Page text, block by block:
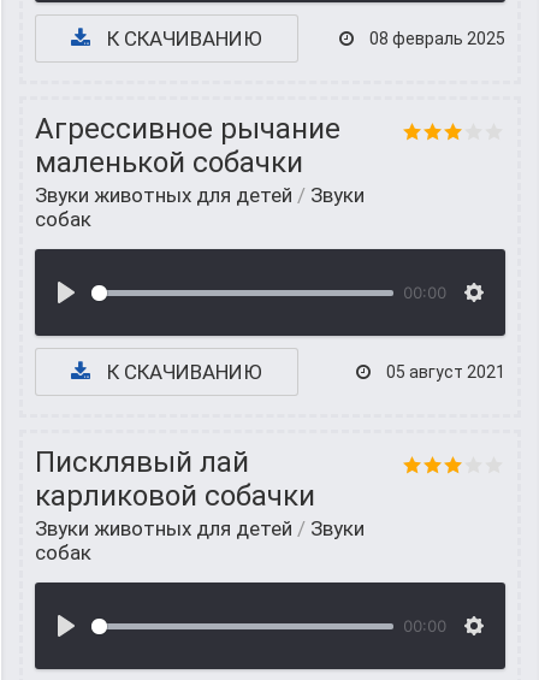
К СКАЧИВАНИЮ 08 февраль 2025
Агрессивное рычание
маленькой собачки
Звуки животных для детей / Звуки
собак
00:00
К СКАЧИВАНИЮ 05 август 2021
Писклявый лай
карликовой собачки
Звуки животных для детей / Звуки
собак
00:00